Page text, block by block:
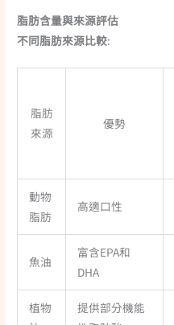
脂肪含量與來源評估
不同脂肪來源比較:
脂肪
來源
優勢
動物
脂肪
高適口性
魚油
富含EPA和
DHA
植物
提供部分機能